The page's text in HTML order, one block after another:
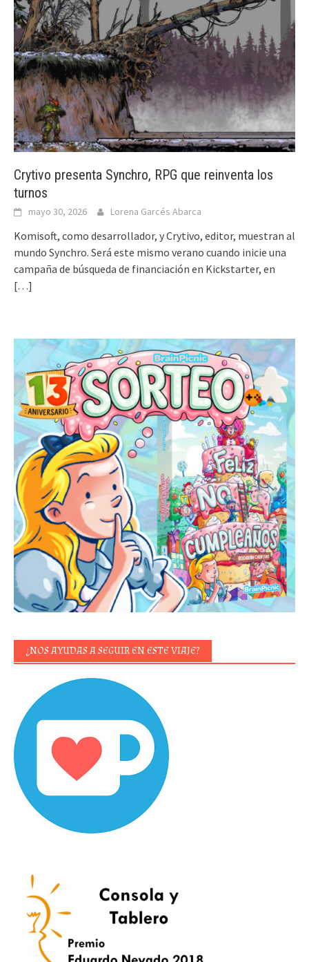
Crytivo presenta Synchro, RPG que reinventa los
turnos
mayo 30, 2026 Lorena Garcés Abarca
Komisoft, como desarrollador, y Crytivo, editor, muestran al
mundo Synchro. Será este mismo verano cuando inicie una
campaña de búsqueda de financiación en Kickstarter, en
[…]
¿NOS AYUDAS A SEGUIR EN ESTE VIAJE?